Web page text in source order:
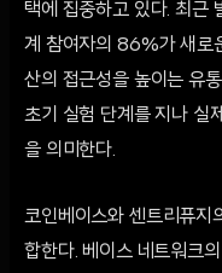
택에 집중하고 있다. 최근
계 참여자의 86%가 새로
산의 접근성을 높이는 유
초기 실험 단계를 지나 실
을 의미한다.
코인베이스와 센트리퓨지
합한다. 베이스 네트워크